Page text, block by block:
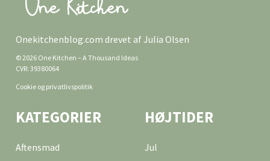
Onekitchenblog.com drevet af Julia Olsen
© 2026 One Kitchen – A Thousand Ideas
CVR: 39380064
Cookie og privatlivspolitik
KATEGORIER
Aftensmad
HØJTIDER
Jul